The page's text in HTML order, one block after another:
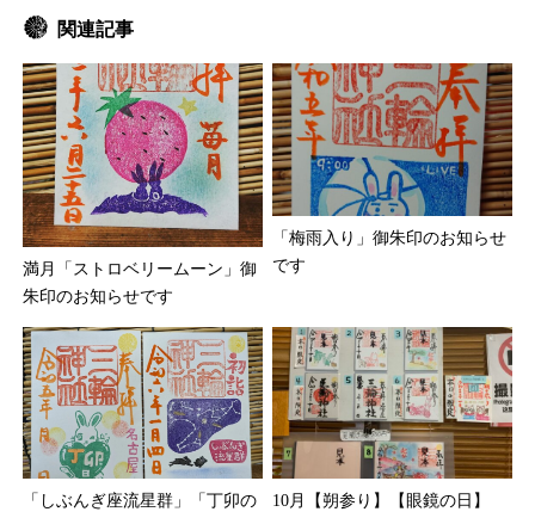
関連記事
満月「ストロベリームーン」御
朱印のお知らせです
「梅雨入り」御朱印のお知らせ
です
「しぶんぎ座流星群」「丁卯の
10月【朔参り】【眼鏡の日】